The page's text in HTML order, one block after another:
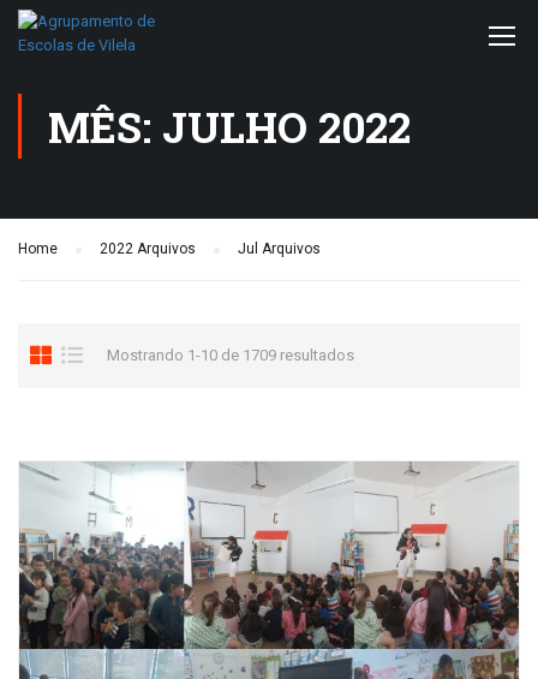
MÊS: JULHO 2022
Home 2022 Arquivos Jul Arquivos
Mostrando 1-10 de 1709 resultados